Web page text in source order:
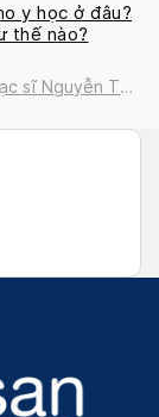
y học ở đâu?
thế nào?
sĩ Nguyễn Thị